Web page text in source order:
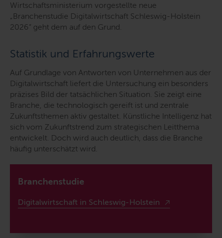
Wirtschaftsministerium vorgestellte neue
„Branchenstudie Digitalwirtschaft Schleswig-Holstein
2026“ geht dem auf den Grund.
Statistik und Erfahrungswerte
Auf Grundlage von Antworten von Unternehmen aus der
Digitalwirtschaft liefert die Untersuchung ein besonders
präzises Bild der tatsächlichen Situation. Sie zeigt eine
Branche, die technologisch gereift ist und zentrale
Zukunftsthemen aktiv gestaltet. Künstliche Intelligenz hat
sich vom Zukunftstrend zum strategischen Leitthema
entwickelt. Doch wird auch deutlich, dass die Branche
häufig unterschätzt wird.
Branchenstudie
Digitalwirtschaft in Schleswig-Holstein